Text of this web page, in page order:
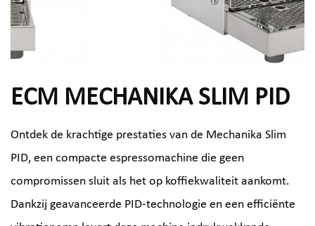
ECM MECHANIKA SLIM PID
Ontdek de krachtige prestaties van de Mechanika Slim
PID, een compacte espressomachine die geen
compromissen sluit als het op koffiekwaliteit aankomt.
Dankzij geavanceerde PID-technologie en een efficiënte